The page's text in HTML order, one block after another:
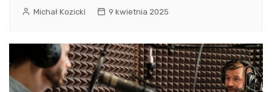
Michał Kozicki 9 kwietnia 2025